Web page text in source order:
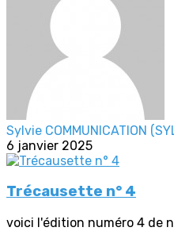
Sylvie COMMUNICATION
6 janvier 2025
Trécausette n° 4
voici l'édition numéro 4 de